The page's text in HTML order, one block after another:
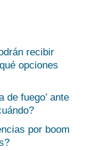
recibir
opciones
de fuego’ ante
por boom